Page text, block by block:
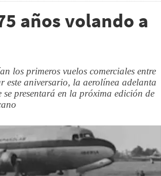
años volando a
los primeros vuelos comerciales entre
este aniversario, la aerolínea adelanta
presentará en la próxima edición de